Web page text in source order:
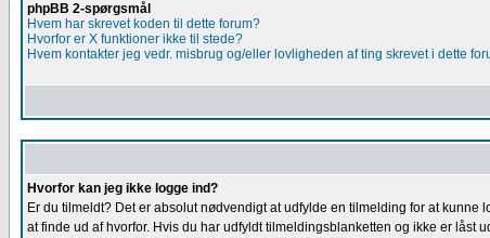
phpBB 2-spørgsmål
Hvem har skrevet koden til dette forum?
Hvorfor er X funktioner ikke til stede?
Hvem kontakter jeg vedr. misbrug og/eller lovligheden af ting skrevet i dette
Hvorfor kan jeg ikke logge ind?
Er du tilmeldt? Det er absolut nødvendigt at udfylde en tilmelding for at
at finde ud af hvorfor. Hvis du har udfyldt tilmeldingsblanketten og ikke er